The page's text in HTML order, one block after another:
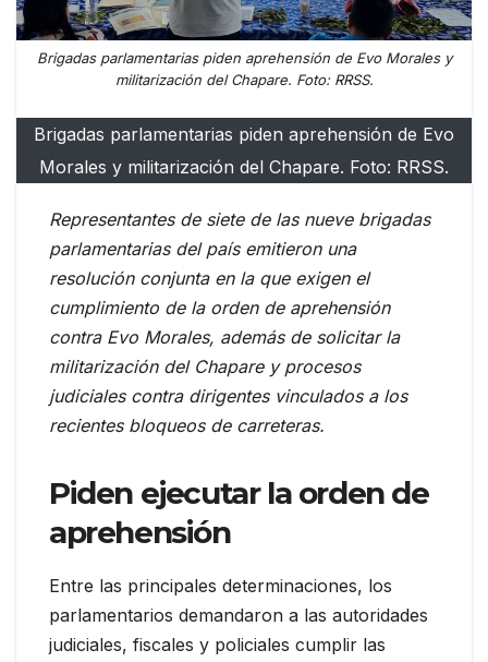
Brigadas parlamentarias piden aprehensión de Evo Morales y
militarización del Chapare. Foto: RRSS.
Brigadas parlamentarias piden aprehensión de Evo
Morales y militarización del Chapare. Foto: RRSS.
Representantes de siete de las nueve brigadas
parlamentarias del país emitieron una
resolución conjunta en la que exigen el
cumplimiento de la orden de aprehensión
contra Evo Morales, además de solicitar la
militarización del Chapare y procesos
judiciales contra dirigentes vinculados a los
recientes bloqueos de carreteras.
Piden ejecutar la orden de
aprehensión
Entre las principales determinaciones, los
parlamentarios demandaron a las autoridades
judiciales, fiscales y policiales cumplir las